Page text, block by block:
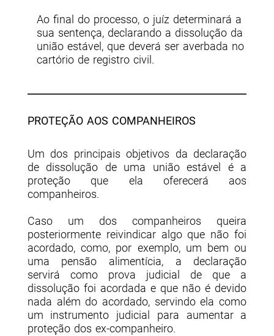
Ao final do processo, o juíz determinará a
sua sentença, declarando a dissolução da
união estável, que deverá ser averbada no
cartório de registro civil.
PROTEÇÃO AOS COMPANHEIROS
Um dos principais objetivos da declaração
de dissolução de uma união estável é a
proteção que ela oferecerá aos
companheiros.
Caso um dos companheiros queira
posteriormente reivindicar algo que não foi
acordado, como, por exemplo, um bem ou
uma pensão alimentícia, a declaração
servirá como prova judicial de que a
dissolução foi acordada e que não é devido
nada além do acordado, servindo ela como
um instrumento judicial para aumentar a
proteção dos ex-companheiro.